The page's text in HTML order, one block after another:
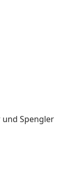
und Spengler